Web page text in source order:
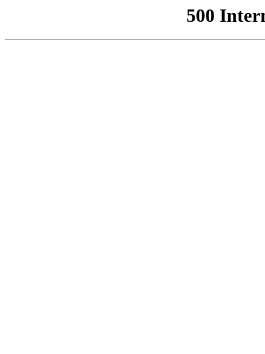
500